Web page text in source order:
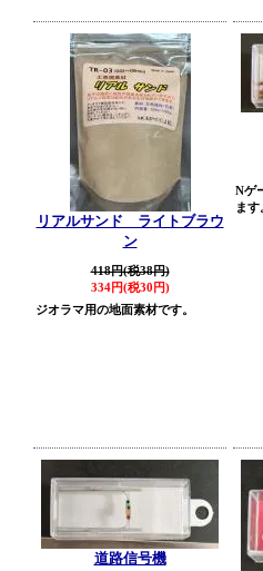
リアルサンド ライトブラウ
ン
418円(税38円)
334円(税30円)
ジオラマ用の地面素材です。
Nゲ
ます
道路信号機